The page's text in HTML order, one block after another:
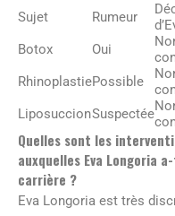
Sujet
Rumeur
Botox
Oui
RhinoplastiePossible
LiposuccionSuspectée
Quelles sont les
auxquelles Eva Longoria
carrière ?
Eva Longoria est très